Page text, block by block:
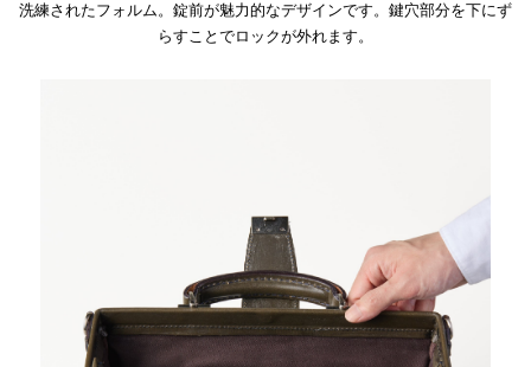
洗練されたフォルム。錠前が魅力的なデザインです。鍵穴部分を下にず
らすことでロックが外れます。